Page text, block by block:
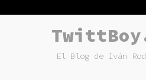
El Blog de Iván